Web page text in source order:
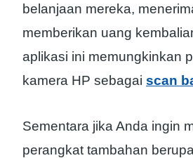
belanjaan mereka,
memberikan uang
aplikasi ini memungkinkan
kamera HP sebagai scan
Sementara jika Anda ingin
perangkat tambahan